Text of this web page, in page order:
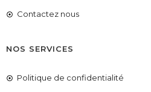
Contactez nous
NOS SERVICES
Politique de confidentialité